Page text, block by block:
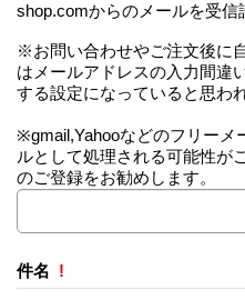
shop.comからのメールを受信
※お問い合わせやご注文後に
はメールアドレスの入力間違
する設定になっていると思わ
※gmail,Yahooなどのフリーメ
ルとして処理される可能性が
のご登録をお勧めします。
件名 !